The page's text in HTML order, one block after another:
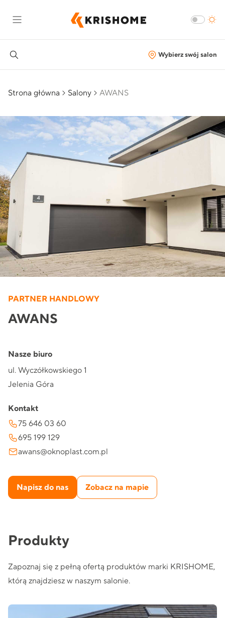
Wybierz swój salon
Strona główna Salony AWANS
PARTNER HANDLOWY
AWANS
Nasze biuro
ul. Wyczółkowskiego 1
Jelenia Góra
Kontakt
75 646 03 60
695 199 129
awans@oknoplast.com.pl
Napisz do nas Zobacz na mapie
Produkty
Zapoznaj się z pełną ofertą produktów marki KRISHOME,
którą znajdziesz w naszym salonie.